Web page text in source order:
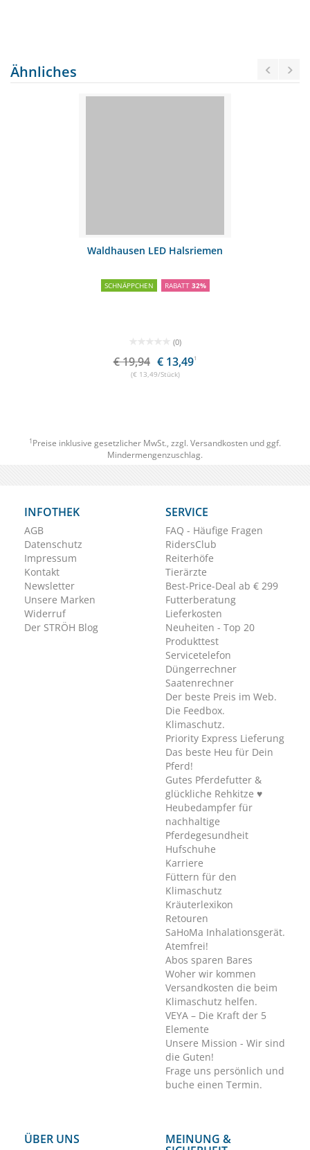
Ähnliches
Waldhausen LED Halsriemen
SCHNÄPPCHEN RABATT 32%
(0)
€ 19,94 € 13,491
(€ 13,49/Stück)
1 Preise inklusive gesetzlicher MwSt., zzgl. Versandkosten und ggf.
Mindermengenzuschlag.
INFOTHEK
AGB
Datenschutz
Impressum
Kontakt
Newsletter
Unsere Marken
Widerruf
Der STRÖH Blog
SERVICE
FAQ - Häufige Fragen
RidersClub
Reiterhöfe
Tierärzte
Best-Price-Deal ab € 299
Futterberatung
Lieferkosten
Neuheiten - Top 20
Produkttest
Servicetelefon
Düngerrechner
Saatenrechner
Der beste Preis im Web.
Die Feedbox.
Klimaschutz.
Priority Express Lieferung
Das beste Heu für Dein
Pferd!
Gutes Pferdefutter &
glückliche Rehkitze ♥
Heubedampfer für
nachhaltige
Pferdegesundheit
Hufschuhe
Karriere
Füttern für den
Klimaschutz
Kräuterlexikon
Retouren
SaHoMa Inhalationsgerät.
Atemfrei!
Abos sparen Bares
Woher wir kommen
Versandkosten die beim
Klimaschutz helfen.
VEYA – Die Kraft der 5
Elemente
Unsere Mission - Wir sind
die Guten!
Frage uns persönlich und
buche einen Termin.
ÜBER UNS MEINUNG &